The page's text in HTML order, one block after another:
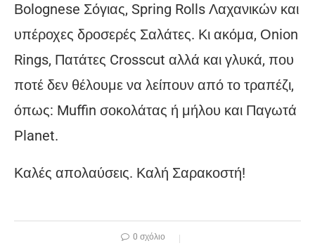
Βolognese Σόγιας, Spring Rolls Λαχανικών και
υπέροχες δροσερές Σαλάτες. Κι ακόμα, Οnion
Rings, Πατάτες Crosscut αλλά και γλυκά, που
ποτέ δεν θέλουμε να λείπουν από το τραπέζι,
όπως: Muffin σοκολάτας ή μήλου και Παγωτά
Planet.
Καλές απολαύσεις. Καλή Σαρακοστή!
0 σχόλιο